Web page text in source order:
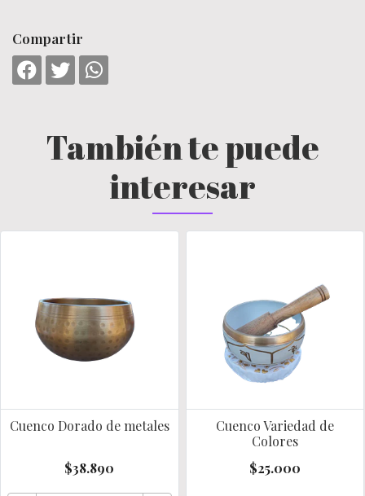
Compartir
También te puede
interesar
Cuenco Dorado de metales
$38.890
Cuenco Variedad de
Colores
$25.000